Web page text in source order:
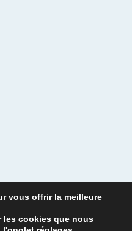
vous offrir la meilleure
les cookies que nous